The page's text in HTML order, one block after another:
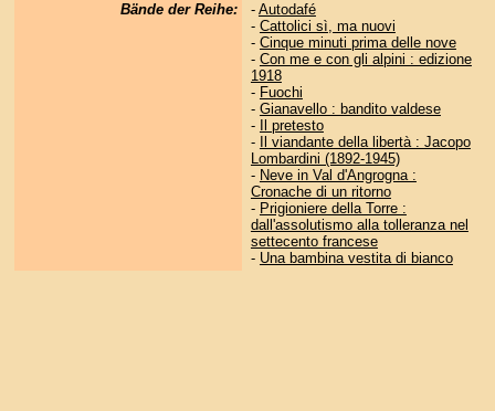
Bände der Reihe: - Autodafé
- Cattolici sì, ma nuovi
- Cinque minuti prima delle nove
- Con me e con gli alpini : edizione
1918
- Fuochi
- Gianavello : bandito valdese
-
Il pretesto
-
Il viandante della libertà : Jacopo
Lombardini (1892-1945)
- Neve in Val d'Angrogna :
Cronache di un ritorno
- Prigioniere della Torre :
dall'assolutismo alla tolleranza nel
settecento francese
- Una bambina vestita di bianco